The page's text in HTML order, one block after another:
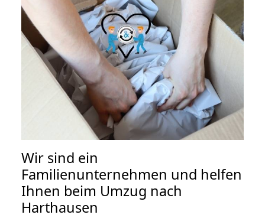
Wir sind ein
Familienunternehmen und helfen
Ihnen beim Umzug nach
Harthausen